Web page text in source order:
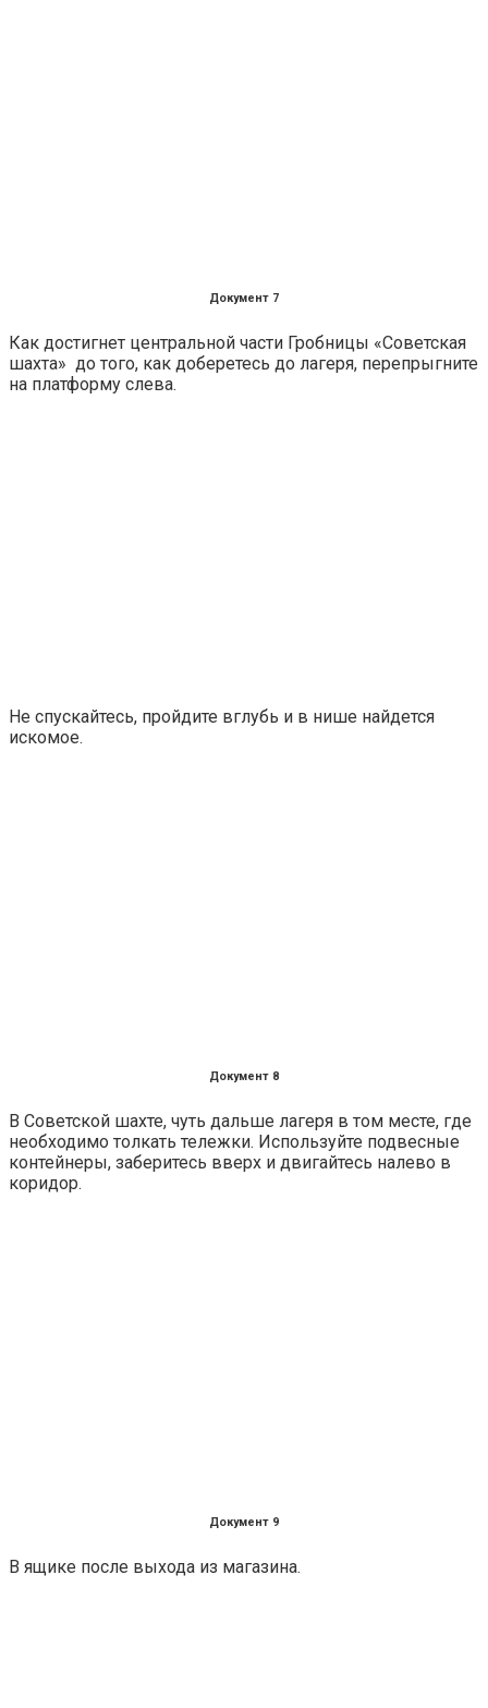
Документ 7
Как достигнет центральной части Гробницы «Советская
шахта» до того, как доберетесь до лагеря, перепрыгните
на платформу слева.
Не спускайтесь, пройдите вглубь и в нише найдется
искомое.
Документ 8
В Советской шахте, чуть дальше лагеря в том месте, где
необходимо толкать тележки. Используйте подвесные
контейнеры, заберитесь вверх и двигайтесь налево в
коридор.
Документ 9
В ящике после выхода из магазина.